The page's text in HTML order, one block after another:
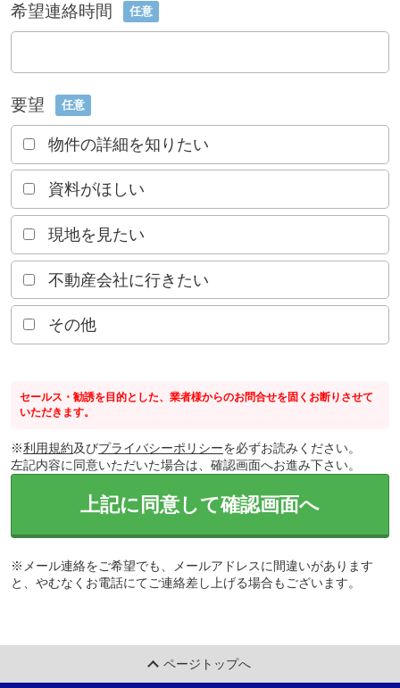
希望連絡時間 任意
要望 任意
物件の詳細を知りたい
資料がほしい
現地を見たい
不動産会社に行きたい
その他
セールス・勧誘を目的とした、業者様からのお問合せを固くお断りさせて
いただきます。
※利用規約及びプライバシーポリシーを必ずお読みください。
左記内容に同意いただいた場合は、確認画面へお進み下さい。
上記に同意して確認画面へ
※メール連絡をご希望でも、メールアドレスに間違いがあります
と、やむなくお電話にてご連絡差し上げる場合もございます。
ページトップへ